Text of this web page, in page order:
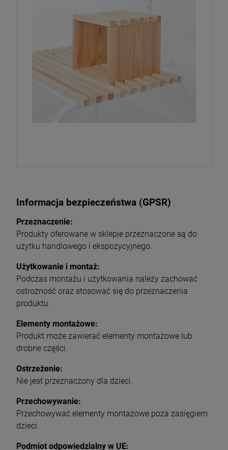
Informacja bezpieczeństwa (GPSR)
Przeznaczenie:
Produkty oferowane w sklepie przeznaczone są do
użytku handlowego i ekspozycyjnego.
Użytkowanie i montaż:
Podczas montażu i użytkowania należy zachować
ostrożność oraz stosować się do przeznaczenia
produktu.
Elementy montażowe:
Produkt może zawierać elementy montażowe lub
drobne części.
Ostrzeżenie:
Nie jest przeznaczony dla dzieci.
Przechowywanie:
Przechowywać elementy montażowe poza zasięgiem
dzieci.
Podmiot odpowiedzialny w UE: